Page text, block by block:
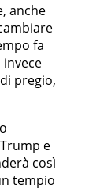
anche
fa
pregio,
e
così
tempio